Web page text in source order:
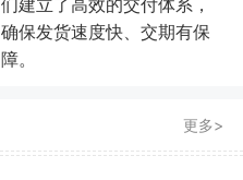
们建立了高效的交付体系，
确保发货速度快、交期有保
障。
更多>